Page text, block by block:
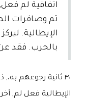
اتفاقية لم
تم وصافرات
الإيطالية.
بالحرب. فقد
٣٠ ثانية رجوعهم
الإيطالية فعل لم,